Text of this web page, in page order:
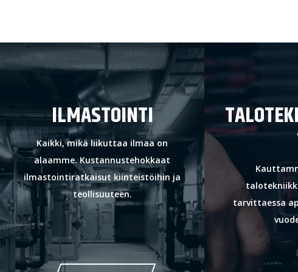
ILMASTOINTI
Kaikki, mikä liikuttaa ilmaa on
alaamme. Kustannustehokkaat
ilmastointiratkaisut kiinteistöihin ja
teollisuuteen.
tarvittaessa